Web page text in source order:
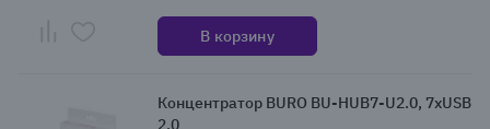
В корзину
Концентратор BURO BU-HUB7-U2.0, 7xUSB
2.0